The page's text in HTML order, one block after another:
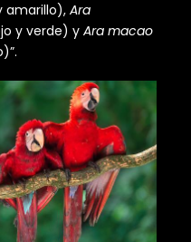
amarillo), Ara
y verde) y Ara macao